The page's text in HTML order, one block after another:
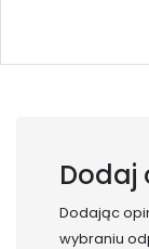
Dodaj
Dodając
wybraniu